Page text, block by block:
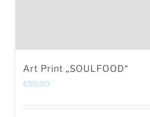
Art Print „SOULFOOD“
€50,00